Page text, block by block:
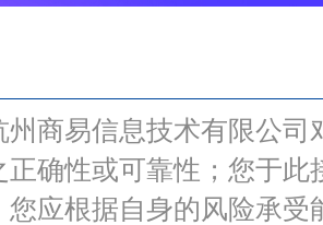
州商易信息技术有限公
正确性或可靠性；您于
您应根据自身的风险承